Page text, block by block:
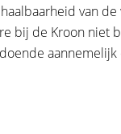
van
bij de Kroon niet